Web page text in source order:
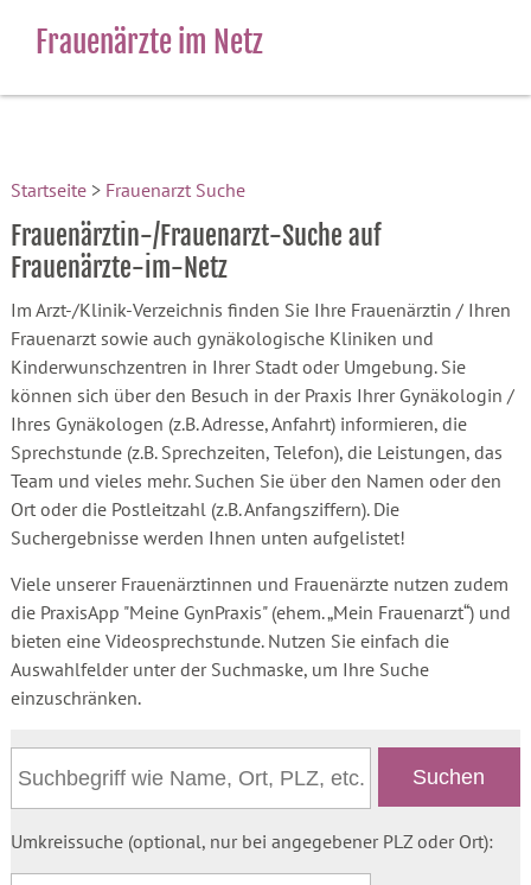
Frauenärzte im Netz
Startseite> Frauenarzt Suche
Frauenärztin-/Frauenarzt-Suche auf
Frauenärzte-im-Netz
Im Arzt-/Klinik-Verzeichnis finden Sie Ihre Frauenärztin / Ihren
Frauenarzt sowie auch gynäkologische Kliniken und
Kinderwunschzentren in Ihrer Stadt oder Umgebung. Sie
können sich über den Besuch in der Praxis Ihrer Gynäkologin /
Ihres Gynäkologen (z.B. Adresse, Anfahrt) informieren, die
Sprechstunde (z.B. Sprechzeiten, Telefon), die Leistungen, das
Team und vieles mehr. Suchen Sie über den Namen oder den
Ort oder die Postleitzahl (z.B. Anfangsziffern). Die
Suchergebnisse werden Ihnen unten aufgelistet!
Viele unserer Frauenärztinnen und Frauenärzte nutzen zudem
die PraxisApp "Meine GynPraxis" (ehem. „Mein Frauenarzt“) und
bieten eine Videosprechstunde. Nutzen Sie einfach die
Auswahlfelder unter der Suchmaske, um Ihre Suche
einzuschränken.
Umkreissuche (optional, nur bei angegebener PLZ oder Ort):